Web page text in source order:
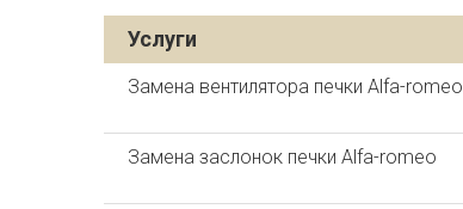
Услуги
Замена вентилятора печки Alfa-romeo
Замена заслонок печки Alfa-romeo